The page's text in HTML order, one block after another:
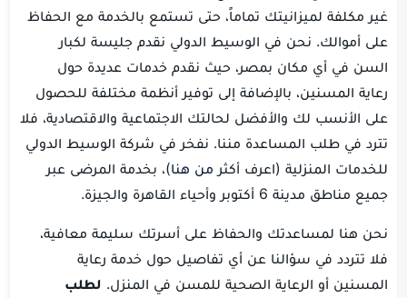
غير مكلفة لميزانيتك تماماً، حتى تستمع بالخدمة مع الحفاظ
على أموالك. نحن في الوسيط الدولي نقدم جليسة لكبار
السن في أي مكان بمصر، حيث نقدم خدمات عديدة حول
رعاية المسنين، بالإضافة إلى توفير أنظمة مختلفة للحصول
على الأنسب لك والأفضل لحالتك الاجتماعية والاقتصادية، فلا
تترد في طلب المساعدة مننا. نفخر في شركة الوسيط الدولي
للخدمات المنزلية (اعرف أكثر من هنا)، بخدمة المرضى عبر
جميع مناطق مدينة 6 أكتوبر وأحياء القاهرة والجيزة.
نحن هنا لمساعدتك والحفاظ على أسرتك سليمة معافية،
فلا تتردد في سؤالنا عن أي تفاصيل حول خدمة رعاية
المسنين أو الرعاية الصحية للمسن في المنزل. لطلب